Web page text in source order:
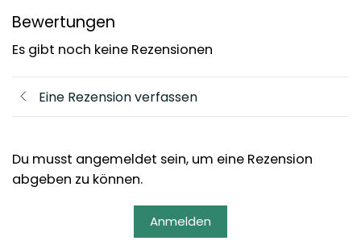
Bewertungen
Es gibt noch keine Rezensionen
Eine Rezension verfassen
Du musst angemeldet sein, um eine Rezension
abgeben zu können.
Anmelden